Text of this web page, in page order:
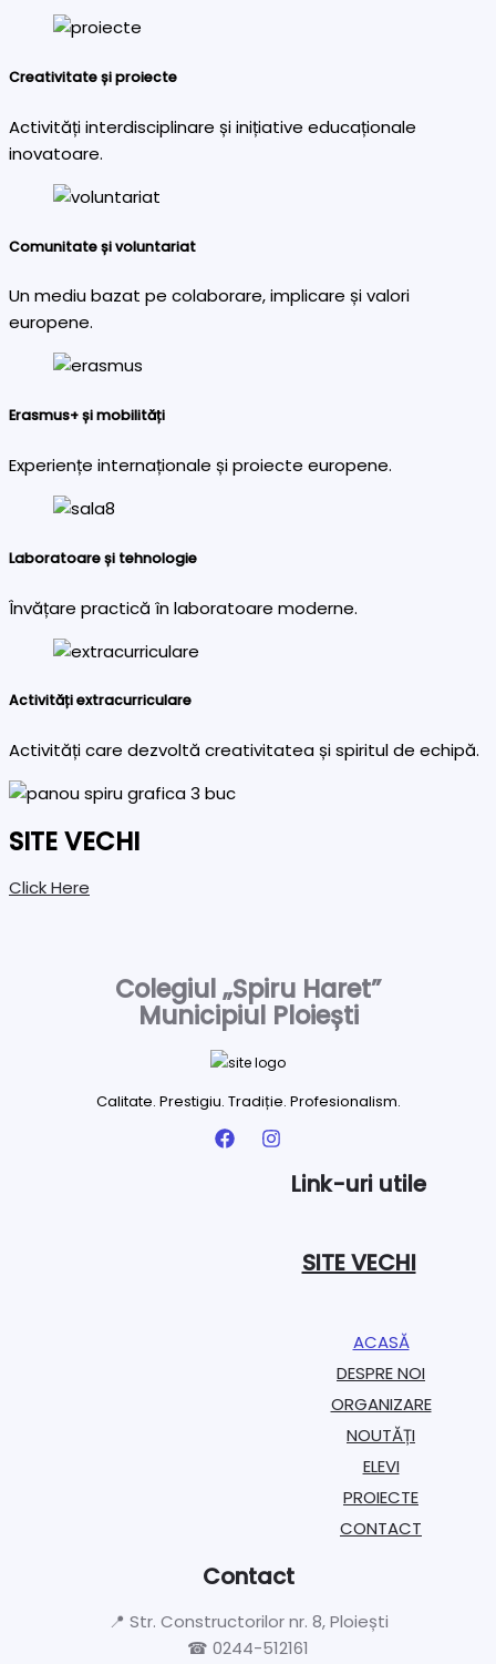
Creativitate și proiecte
Activități interdisciplinare și inițiative educaționale
inovatoare.
Comunitate și voluntariat
Un mediu bazat pe colaborare, implicare și valori
europene.
Erasmus+ și mobilități
Experiențe internaționale și proiecte europene.
Laboratoare și tehnologie
Învățare practică în laboratoare moderne.
Activități extracurriculare
Activități care dezvoltă creativitatea și spiritul de echipă.
SITE VECHI
Click Here
Colegiul „Spiru Haret”
Municipiul Ploiești
Calitate. Prestigiu. Tradiție. Profesionalism.
Link-uri utile
SITE VECHI
ACASĂ
DESPRE NOI
ORGANIZARE​
NOUTĂȚI
ELEVI
PROIECTE​
CONTACT
Contact
📍 Str. Constructorilor nr. 8, Ploiești
☎ 0244-512161